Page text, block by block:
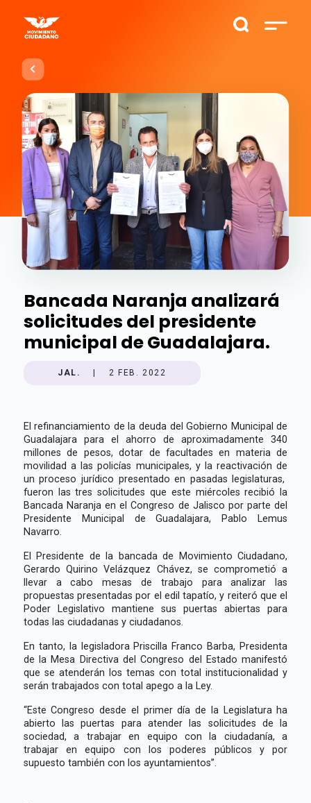
Bancada Naranja analizará
solicitudes del presidente
municipal de Guadalajara.
JAL. 2 FEB. 2022
El refinanciamiento de la deuda del Gobierno Municipal de
Guadalajara para el ahorro de aproximadamente 340
millones de pesos, dotar de facultades en materia de
movilidad a las policías municipales, y la reactivación de
un proceso jurídico presentado en pasadas legislaturas,
fueron las tres solicitudes que este miércoles recibió la
Bancada Naranja en el Congreso de Jalisco por parte del
Presidente Municipal de Guadalajara, Pablo Lemus
Navarro.
El Presidente de la bancada de Movimiento Ciudadano,
Gerardo Quirino Velázquez Chávez, se comprometió a
llevar a cabo mesas de trabajo para analizar las
propuestas presentadas por el edil tapatío, y reiteró que el
Poder Legislativo mantiene sus puertas abiertas para
todas las ciudadanas y ciudadanos.
En tanto, la legisladora Priscilla Franco Barba, Presidenta
de la Mesa Directiva del Congreso del Estado manifestó
que se atenderán los temas con total institucionalidad y
serán trabajados con total apego a la Ley.
“Este Congreso desde el primer día de la Legislatura ha
abierto las puertas para atender las solicitudes de la
sociedad, a trabajar en equipo con la ciudadanía, a
trabajar en equipo con los poderes públicos y por
supuesto también con los ayuntamientos”.